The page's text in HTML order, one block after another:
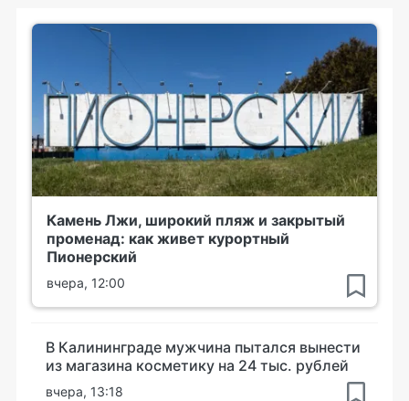
Камень Лжи, широкий пляж и закрытый
променад: как живет курортный
Пионерский
вчера, 12:00
В Калининграде мужчина пытался вынести
из магазина косметику на 24 тыс. рублей
вчера, 13:18